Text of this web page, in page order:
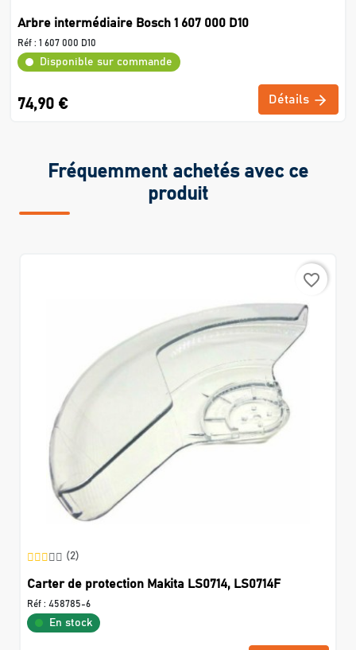
Arbre intermédiaire Bosch 1 607 000 D10
Réf : 1 607 000 D10
Disponible sur commande
74,90 € Détails
Fréquemment achetés avec ce
produit
favorite_border
(2)
Carter de protection Makita LS0714, LS0714F
Réf : 458785-6
En stock